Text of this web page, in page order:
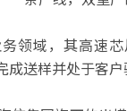
领域，其高速
成送样并处于客